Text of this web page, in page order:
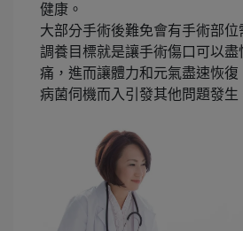
健康。
大部分手術後難免會有手術部
調養目標就是讓手術傷口可以
痛，進而讓體力和元氣盡速恢復
病菌伺機而入引發其他問題發生